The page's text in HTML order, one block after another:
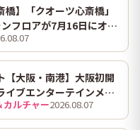
橋】「クオーツ心斎橋」
フロアが7月16日にオー
・関西初出店を含む多彩
【大阪・南港】大阪初開
イブエンターテインメン
（ディノ サファリ）
迫力の恐竜の世界を体験
ルチャー2026.08.07